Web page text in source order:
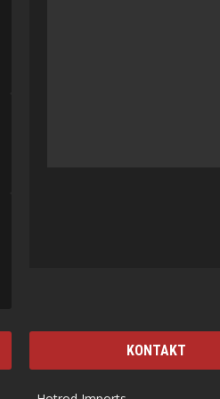
KONTAKT